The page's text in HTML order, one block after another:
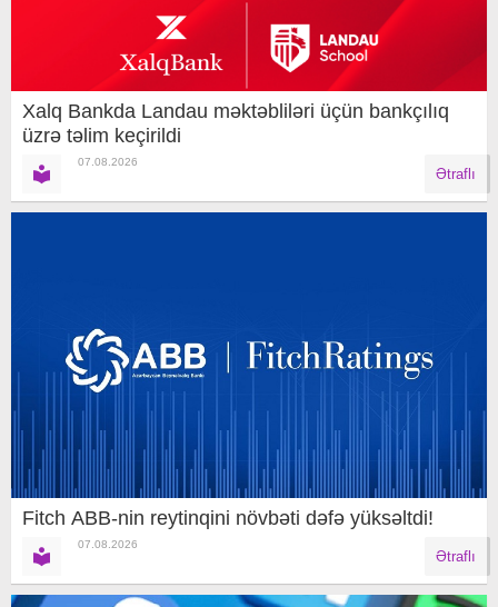
Xalq Bankda Landau məktəbliləri üçün bankçılıq
üzrə təlim keçirildi
07.08.2026
Ətraflı
Fitch ABB-nin reytinqini növbəti dəfə yüksəltdi!
07.08.2026
Ətraflı